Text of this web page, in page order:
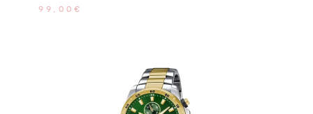
99,00€